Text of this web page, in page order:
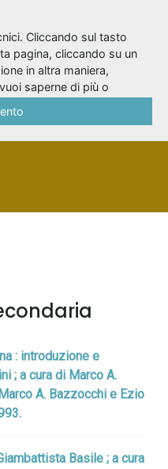
: introduzione e
; a cura di Marco A.
A. Bazzocchi e Ezio
Basile ; a cura
Cliccando sul tasto
pagina, cliccando su un
in altra maniera,
saperne di più o